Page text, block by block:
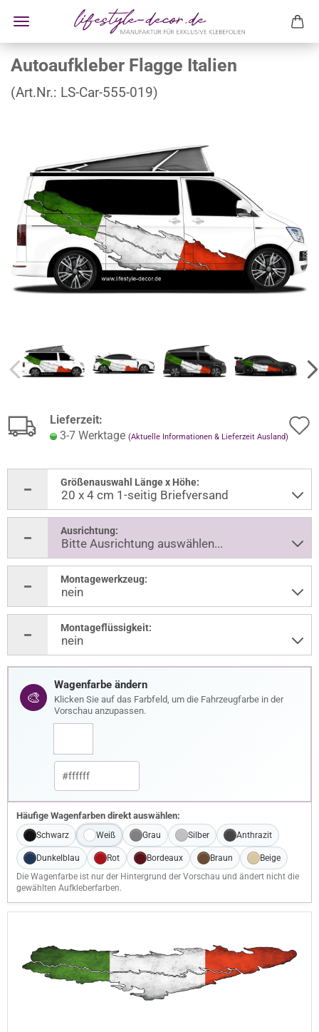
Autoaufkleber Flagge Italien
(Art.Nr.: LS-Car-555-019)
Lieferzeit:
3-7 Werktage (Aktuelle Informationen & Lieferzeit Ausland)
Größenauswahl Länge x Höhe:
Ausrichtung:
Montagewerkzeug:
Montageflüssigkeit:
🎨
Wagenfarbe ändern
Klicken Sie auf das Farbfeld, um die Fahrzeugfarbe in der
Vorschau anzupassen.
Häufige Wagenfarben direkt auswählen:
Schwarz Weiß Grau Silber Anthrazit
Dunkelblau Rot Bordeaux Braun
Beige
Die Wagenfarbe ist nur der Hintergrund der Vorschau und ändert nicht die
gewählten Aufkleberfarben.